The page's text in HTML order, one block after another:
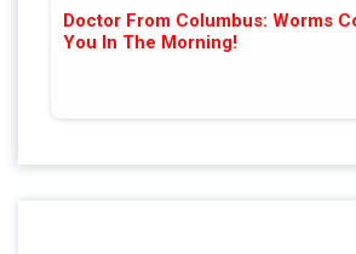
Doctor From Columbus: Worms
You In The Morning!